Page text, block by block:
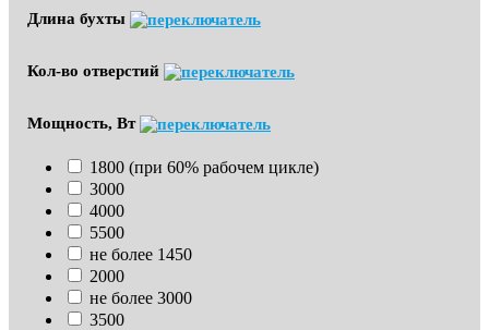
Длина бухты
Кол-во отверстий
Мощность, Вт
1800 (при 60% рабочем цикле)
3000
4000
5500
не более 1450
2000
не более 3000
3500